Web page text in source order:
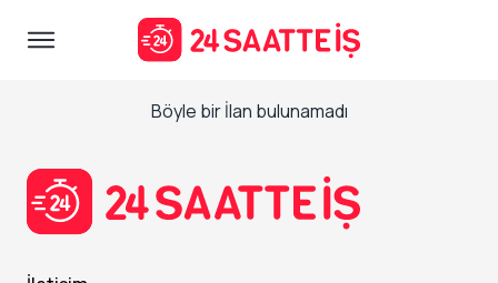
Böyle bir İlan bulunamadı